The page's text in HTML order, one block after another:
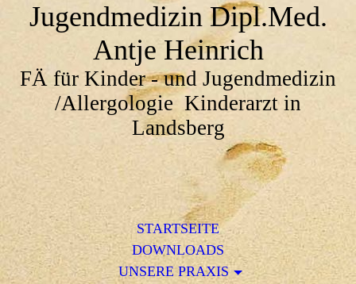
Jugendmedizin Dipl.Med.
Antje Heinrich
FÄ für Kinder - und Jugendmedizin
/Allergologie Kinderarzt in
Landsberg
STARTSEITE
DOWNLOADS
UNSERE PRAXIS